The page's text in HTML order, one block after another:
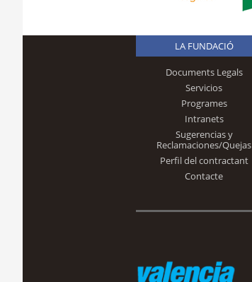
LA FUNDACIÓ
Documents Legals
Servicios
Programes
Intranets
Sugerencias y
Reclamaciones/Quejas
Perfil del contractant
Contacte